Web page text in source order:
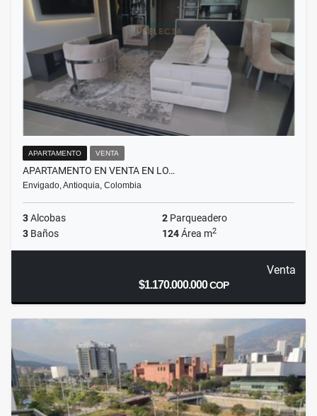
APARTAMENTO VENTA
APARTAMENTO EN VENTA EN LO…
Envigado, Antioquia, Colombia
3Alcobas 2 Parqueadero
3 Baños 124Área m2
Venta
$1.170.000.000COP